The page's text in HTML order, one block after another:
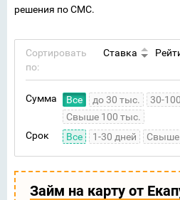
решения по СМС.
Сортировать
по:
Ставка
Сумма Все до 30 тыс.
30-
Свыше 100 тыс.
Срок
Все 1-30 дней Свыше
Займ на карту от